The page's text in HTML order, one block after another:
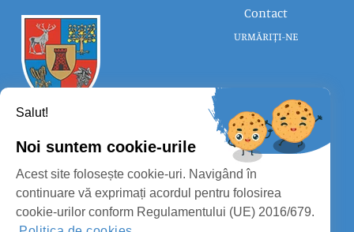
PROTECȚIA DATELOR PERSONALE
MASS-MEDIA
CONSILIUL JUDEȚEAN SATU MARE
Contact
URMĂRIȚI-NE
Salut!
Noi suntem cookie-urile
Acest site folosește cookie-uri. Navigând în
continuare vă exprimați acordul pentru folosirea
cookie-urilor conform Regulamentului (UE) 2016/679.